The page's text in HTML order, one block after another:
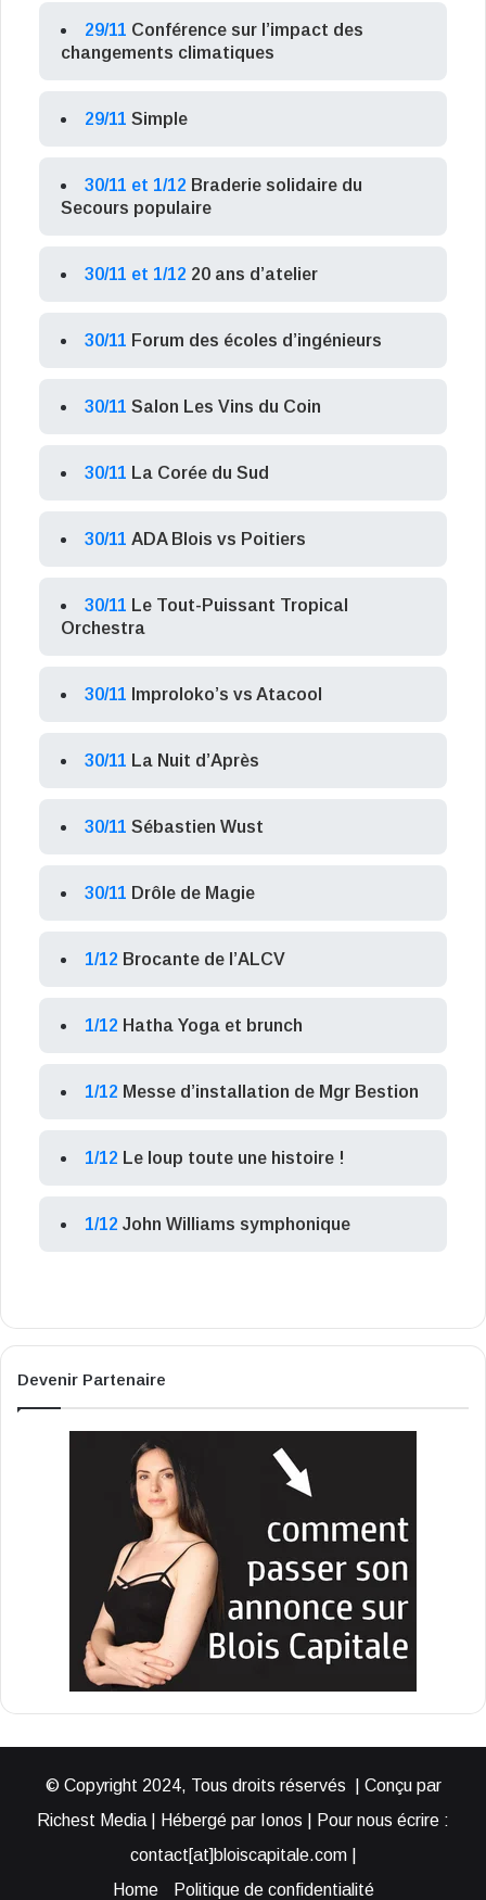
29/11 Conférence sur l’impact des
changements climatiques
29/11 Simple
30/11 et 1/12 Braderie solidaire du
Secours populaire
30/11 et 1/12 20 ans d’atelier
30/11 Forum des écoles d’ingénieurs
30/11 Salon Les Vins du Coin
30/11 La Corée du Sud
30/11 ADA Blois vs Poitiers
30/11 Le Tout-Puissant Tropical
Orchestra
30/11 Improloko’s vs Atacool
30/11 La Nuit d’Après
30/11 Sébastien Wust
30/11 Drôle de Magie
1/12 Brocante de l’ALCV
1/12 Hatha Yoga et brunch
1/12 Messe d’installation de Mgr Bestion
1/12 Le loup toute une histoire !
1/12 John Williams symphonique
Devenir Partenaire
© Copyright 2024, Tous droits réservés | Conçu par
Richest Media | Hébergé par Ionos | Pour nous écrire :
contact[at]bloiscapitale.com |
Home
Politique de confidentialité